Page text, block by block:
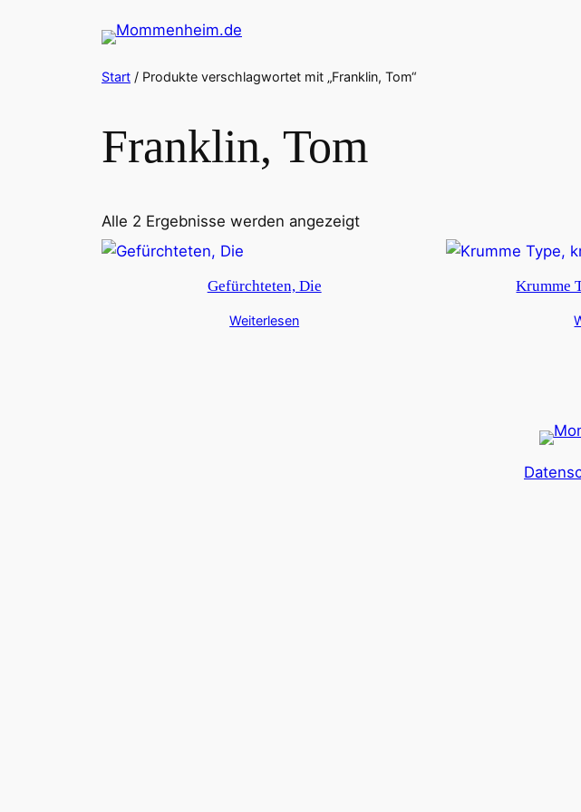
Start / Produkte verschlagwortet mit „Franklin, Tom“
Franklin, Tom
Alle 2 Ergebnisse werden angezeigt
Gefürchteten, Die
Weiterlesen
Krumme